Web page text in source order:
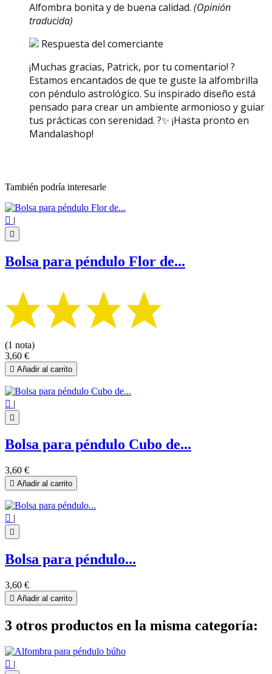
Alfombra bonita y de buena calidad. (Opinión
traducida)
Respuesta del comerciante
¡Muchas gracias, Patrick, por tu comentario! ?
Estamos encantados de que te guste la alfombrilla
con péndulo astrológico. Su inspirado diseño está
pensado para crear un ambiente armonioso y guiar
tus prácticas con serenidad. ?✨ ¡Hasta pronto en
Mandalashop!
También podría interesarle
 |

Bolsa para péndulo Flor de...
(1 nota)
3,60 €
 Añadir al carrito
 |

Bolsa para péndulo Cubo de...
3,60 €
 Añadir al carrito
 |

Bolsa para péndulo...
3,60 €
 Añadir al carrito
3 otros productos en la misma categoría:
 |